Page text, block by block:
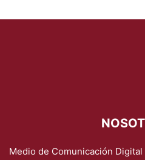
Medio de Comunicación